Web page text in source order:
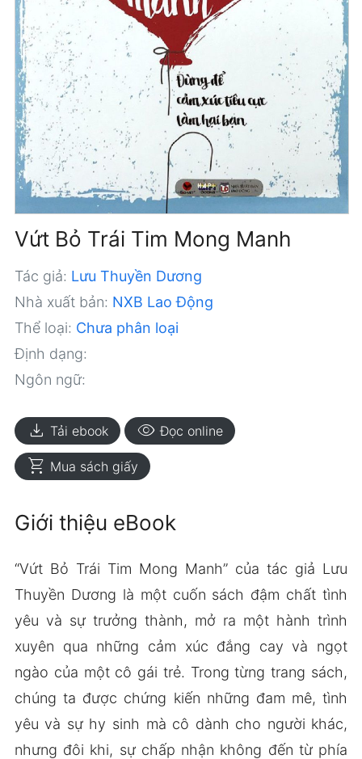
Vứt Bỏ Trái Tim Mong Manh
Tác giả: Lưu Thuyền Dương
Nhà xuất bản: NXB Lao Động
Thể loại: Chưa phân loại
Định dạng:
Ngôn ngữ:
download Tải ebook visibility Đọc online
shopping_cart Mua sách giấy
Giới thiệu eBook
“Vứt Bỏ Trái Tim Mong Manh” của tác giả Lưu
Thuyền Dương là một cuốn sách đậm chất tình
yêu và sự trưởng thành, mở ra một hành trình
xuyên qua những cảm xúc đắng cay và ngọt
ngào của một cô gái trẻ. Trong từng trang sách,
chúng ta được chứng kiến những đam mê, tình
yêu và sự hy sinh mà cô dành cho người khác,
nhưng đôi khi, sự chấp nhận không đến từ phía